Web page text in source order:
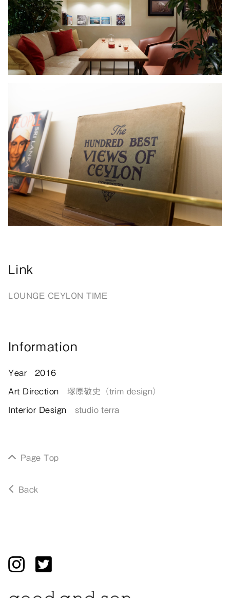
Link
LOUNGE CEYLON TIME
Information
Year 2016
Art Direction 塚原敬史（trim design）
Interior Design studio terra
Page Top
Back